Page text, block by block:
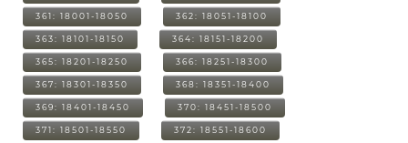
361: 18001-18050 362: 18051-18100
363: 18101-18150 364: 18151-18200
365: 18201-18250 366: 18251-18300
367: 18301-18350 368: 18351-18400
369: 18401-18450 370: 18451-18500
371: 18501-18550 372: 18551-18600